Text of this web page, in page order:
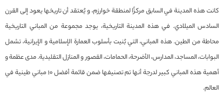
كانت هذه المدينة في السابق مركزًا لمنطقة خوارزم، و يُعتقد أن تاريخها يعود إلى القرن
السادس الميلادي. في هذه المدينة التاريخية، يوجد مجموعة من المباني التاريخية
محاطة من الطين. هذه المباني، التي بُنيت بأسلوب العمارة الإسلامية و الإيرانية، تشمل
البوابات، المساجد، المدارس، الأضرحة، الحمامات، القصور و المنازل التقليدية. مدى عظمة و
أهمية هذه المباني كبير لدرجة أنها تم تصنيفها ضمن قائمة أفضل 10 مباني طينية في
العالم.